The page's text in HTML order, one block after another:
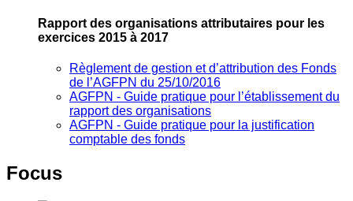
Rapport des organisations attributaires pour les
exercices 2015 à 2017
Règlement de gestion et d’attribution des Fonds
de l’AGFPN du 25/10/2016
AGFPN ‐ Guide pratique pour l’établissement du
rapport des organisations
AGFPN ‐ Guide pratique pour la justification
comptable des fonds
Focus